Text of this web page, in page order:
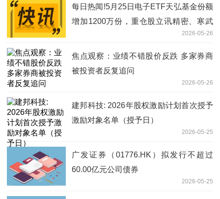
每日热闻!5月25日电子ETF天弘基金份额
增加1200万份，重仓股立讯精密、寒武
2026-05-26
焦点观察：业绩不错股价反跌 多家券商
被投资者反复追问
2026-05-26
建邦科技: 2026年股权激励计划首次授予
激励对象名单（授予日）
2026-05-25
广发证券（01776.HK）拟发行不超过
60.00亿元公司债券
2026-05-25